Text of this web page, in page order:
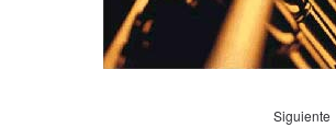
Siguiente